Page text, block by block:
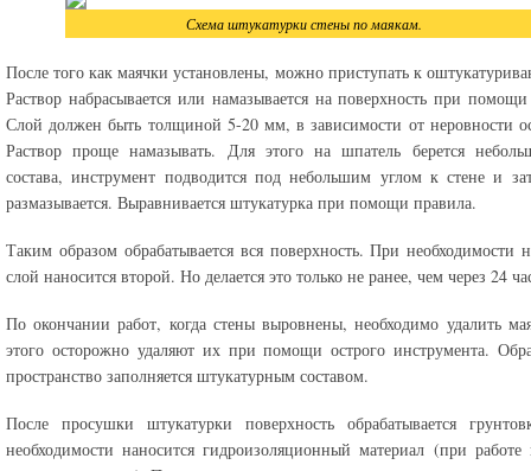
Схема штукатурки стены по маякам.
После того как маячки установлены, можно приступать к
Раствор набрасывается или намазывается на поверхность при
Слой должен быть толщиной 5-20 мм, в зависимости от неровности
Раствор проще намазывать. Для этого на шпатель берется
состава, инструмент подводится под небольшим углом к стене и
размазывается. Выравнивается штукатурка при помощи правила.
Таким образом обрабатывается вся поверхность. При необходимости
слой наносится второй. Но делается это только не ранее, чем через 24
По окончании работ, когда стены выровнены, необходимо удалить
этого осторожно удаляют их при помощи острого инструмента.
пространство заполняется штукатурным составом.
После просушки штукатурки поверхность обрабатывается
необходимости наносится гидроизоляционный материал (при